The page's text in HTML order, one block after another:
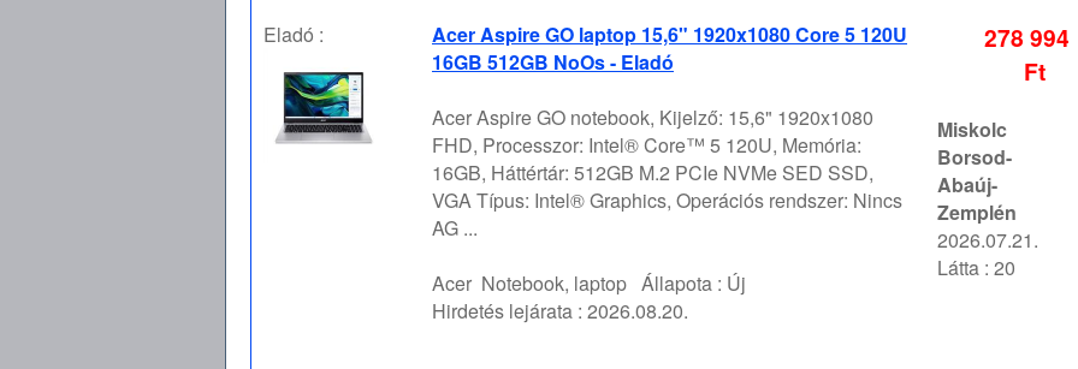
Eladó :
Acer Aspire GO laptop 15,6" 1920x1080 Core 5 120U
16GB 512GB NoOs - Eladó
Acer Aspire GO notebook, Kijelző: 15,6" 1920x1080
FHD, Processzor: Intel® Core™ 5 120U, Memória:
16GB, Háttértár: 512GB M.2 PCIe NVMe SED SSD,
VGA Típus: Intel® Graphics, Operációs rendszer: Nincs
AG ...
Acer Notebook, laptop Állapota : Új
Hirdetés lejárata : 2026.08.20.
278 994
Ft
Miskolc
Borsod-
Abaúj-
Zemplén
2026.07.21.
Látta : 20